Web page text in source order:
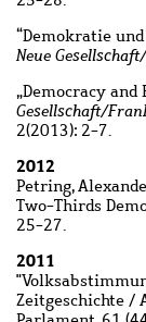
“Demokratie
Neue
„Democracy and
Gesellschaft/
2(2013): 2-7.
2012
Petring,
Two-Thirds
25-27.
2011
Zeitgeschichte /